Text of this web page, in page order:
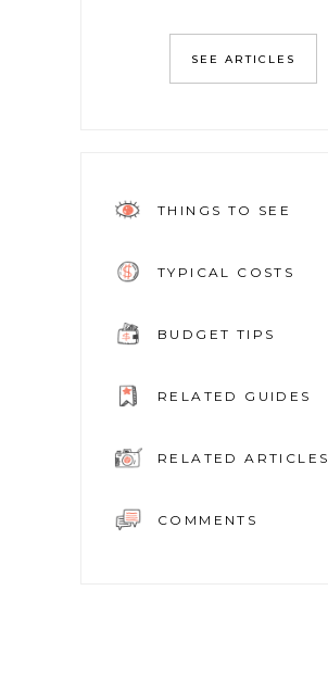
SEE ARTICLES
THINGS TO SEE
TYPICAL COSTS
BUDGET TIPS
RELATED GUIDES
RELATED ARTICLES
COMMENTS